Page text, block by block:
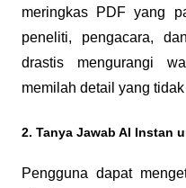
meringkas PDF yang
peneliti, pengacara,
drastis mengurangi
memilah detail yang
2. Tanya Jawab AI Instan
Pengguna dapat